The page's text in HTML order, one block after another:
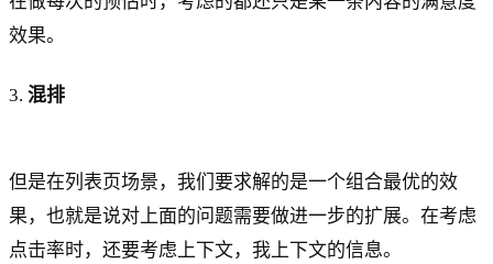
效果。
3. 混排
但是在列表页场景，我们要求解的是一个组合最优的效
果，也就是说对上面的问题需要做进一步的扩展。在考虑
点击率时，还要考虑上下文，我上下文的信息。